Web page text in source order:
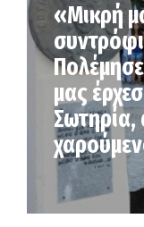
«Μικρή
μας
Σωτηρία,